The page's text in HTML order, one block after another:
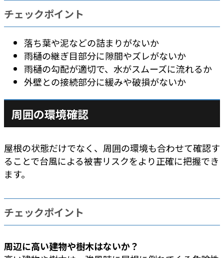
チェックポイント
落ち葉や泥などの詰まりがないか
雨樋の継ぎ目部分に隙間やズレがないか
雨樋の勾配が適切で、水がスムーズに流れるか
外壁との接続部分に緩みや破損がないか
周囲の環境確認
屋根の状態だけでなく、周囲の環境も合わせて確認す
ることで台風による被害リスクをより正確に把握でき
ます。
チェックポイント
周辺に高い建物や樹木はないか？